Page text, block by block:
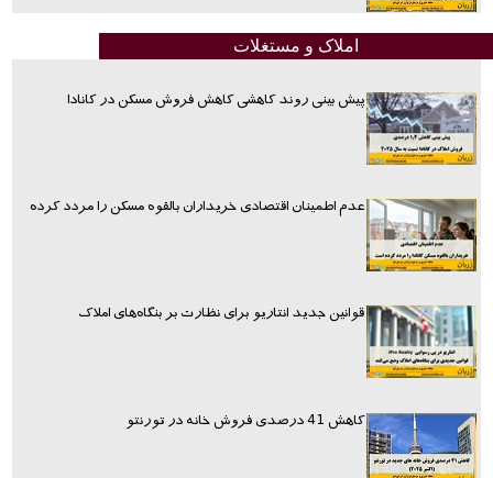
املاک و مستغلات
پیش بینی روند کاهشی کاهش فروش مسکن در کانادا
عدم اطمینان اقتصادی خریداران بالقوه مسکن را مردد کرده
قوانین جدید انتاریو برای نظارت بر بنگاه‌های املاک
کاهش 41 درصدی فروش خانه در تورنتو